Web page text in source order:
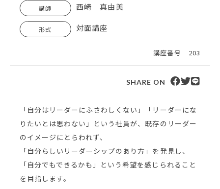
講師 西崎 真由美
形式 対面講座
講座番号 203
SHARE ON
「自分はリーダーにふさわしくない」「リーダーにな
りたいとは思わない」という社員が、既存のリーダー
のイメージにとらわれず、
「自分らしいリーダーシップのあり方」を発見し、
「自分でもできるかも」という希望を感じられること
を目指します。